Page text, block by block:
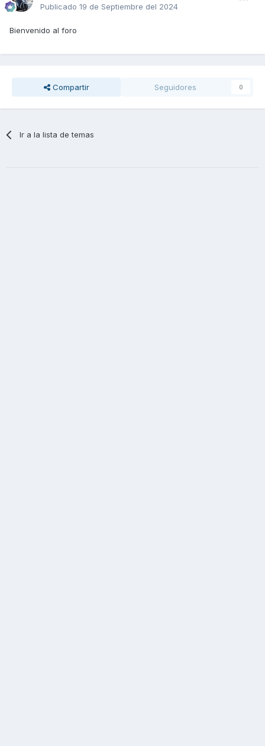
Publicado 19 de Septiembre del 2024
Bienvenido al foro
Compartir Seguidores 0
Ir a la lista de temas